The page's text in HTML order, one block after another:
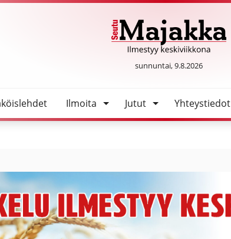
SeutuMajakka
sunnuntai, 9.8.2026
Ilmoita Jutut Yhteystiedot